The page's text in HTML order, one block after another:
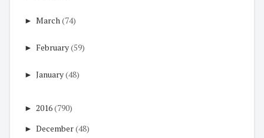
► March(74)
► February(59)
► January(48)
► 2016(790)
► December(48)